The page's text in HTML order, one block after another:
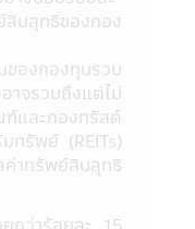
การลงทุน
ลงทุนดังกล่าว
ดการจะ
ายหลักทรัพย์
รวมถึง
สงวนสิทธิ์ที่จะ
กกรณีที่เกิดขึ้น
องผู้เข้าเยี่ยม
นสุทธิของกอง
องกองทุนรวม
าจรวมถึงแต่ไม่
ฑ์และกองทรัสต์
ทรัพย์ (REITs)
ค่าทรัพย์สินสุทธิ